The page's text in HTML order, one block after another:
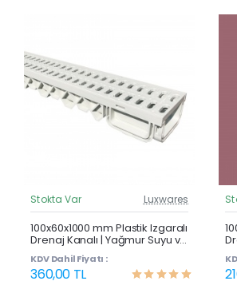
Güncel Fiyat
Çok Satan
Stokta Var Luxwares
100x60x1000 mm Plastik Izgaralı
Drenaj Kanalı | Yağmur Suyu ve
Havuz Kenarı Oluğu
KDV Dahil Fiyatı :
360,00 TL